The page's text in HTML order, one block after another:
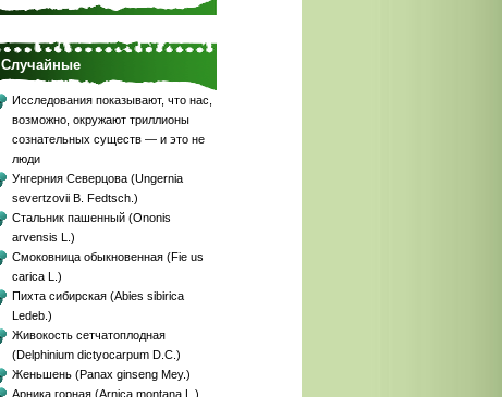
Случайные
Исследования показывают, что нас,
возможно, окружают триллионы
сознательных существ — и это не
люди
Унгерния Северцова (Ungernia
severtzovii B. Fedtsch.)
Стальник пашенный (Ononis
arvensis L.)
Смоковница обыкновенная (Fie us
carica L.)
Пихта сибирская (Abies sibirica
Ledeb.)
Живокость сетчатоплодная
(Delphinium dictyocarpum D.C.)
Женьшень (Panax ginseng Меу.)
Арника горная (Arnica montana L.)